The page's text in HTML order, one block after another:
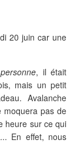
20 juin car une
, il était
mais un petit
Avalanche
moquera pas de
heure sur ce qui
... En effet, nous